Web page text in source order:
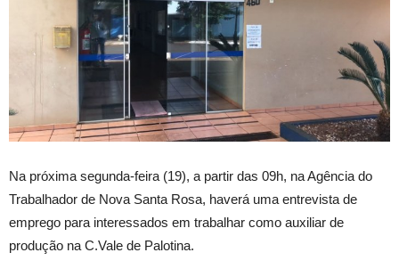
Na próxima segunda-feira (19), a partir das 09h, na Agência do
Trabalhador de Nova Santa Rosa, haverá uma entrevista de
emprego para interessados em trabalhar como auxiliar de
produção na C.Vale de Palotina.